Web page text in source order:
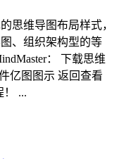
思维导图布局样式，
、组织架构型的等
： 下载思维
亿图图示 返回查看
！ ...